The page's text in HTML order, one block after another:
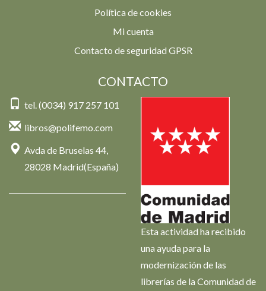
Política de cookies
Mi cuenta
Contacto de seguridad GPSR
CONTACTO
tel. (0034) 917 257 101
libros@polifemo.com
Avda de Bruselas 44,
28028 Madrid(España)
Esta actividad ha recibido
una ayuda para la
modernización de las
librerías de la Comunidad de